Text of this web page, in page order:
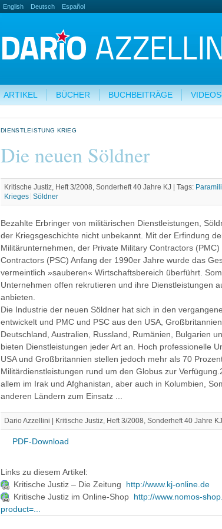
English Deutsch Español
ARTIKEL BÜCHER BUCHBEITRÄGE
DIENSTLEISTUNG KRIEG
Die neuen Söldner
Kritische Justiz, Heft 3/2008, Sonderheft 40 Jahre KJ | Tags:
Krieges Söldner
Bezahlte Erbringer von militärischen Dienstleistungen,
der Kriegsgeschichte nicht unbekannt. Mit der Erfindung
Militärunternehmen, der Private Military Contractors
Contractors (PSC) Anfang der 1990er Jahre wurde das
vermeintlich »sauberen« Wirtschaftsbereich überführt.
Unternehmen offen rekrutieren und ihre Dienstleistungen
anbieten.
Die Industrie der neuen Söldner hat sich in den
entwickelt und PMC und PSC aus den USA,
Deutschland, Australien, Russland, Rumänien, Bulgarien
bieten Dienstleistungen jeder Art an. Hoch professionelle
USA und Großbritannien stellen jedoch mehr als 70
Militärdienstleistungen rund um den Globus zur
allem im Irak und Afghanistan, aber auch in Kolumbien,
anderen Ländern zum Einsatz ...
Dario Azzellini | Kritische Justiz, Heft 3/2008, Sonderheft 40 Jahre KJ
PDF-Download
Links zu diesem Artikel:
Kritische Justiz – Die Zeitung
http://www.kj-online.de
Kritische Justiz im Online-Shop
http://www.nomos-
product=...